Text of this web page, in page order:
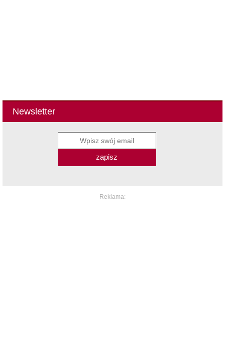
Newsletter
zapisz
Reklama: